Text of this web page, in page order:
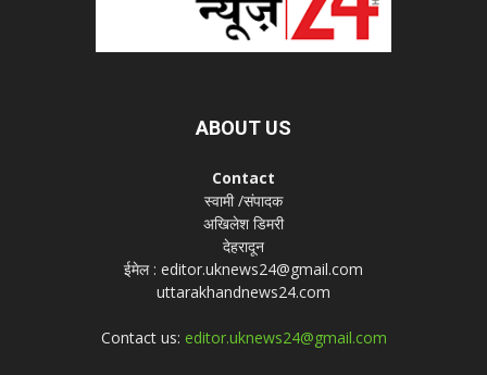
ABOUT US
Contact
स्वामी /संपादक
अखिलेश डिमरी
देहरादून
ईमेल : editor.uknews24@gmail.com
uttarakhandnews24.com
Contact us: editor.uknews24@gmail.com